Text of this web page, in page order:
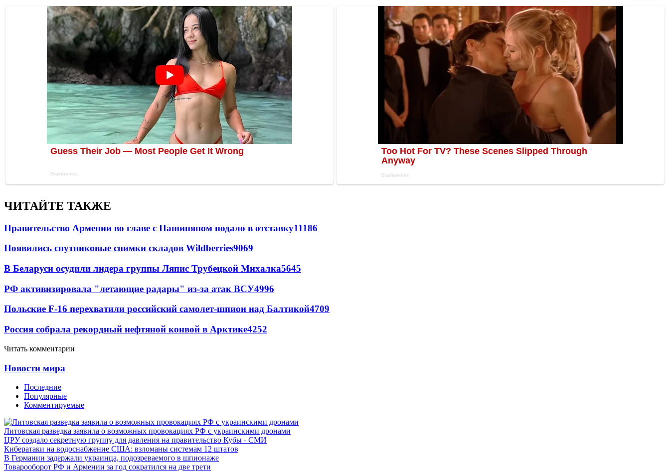
ЧИТАЙТЕ ТАКЖЕ
Правительство Армении во главе с Пашиняном подало в отставку11186
Появились спутниковые снимки складов Wildberries9069
В Беларуси осудили лидера группы Ляпис Трубецкой Михалка5645
РФ активизировала "летающие радары" из-за атак ВСУ4996
Польские F-16 перехватили российский самолет-шпион над Балтикой4709
Россия собрала рекордный нефтяной конвой в Арктике4252
Читать комментарии
Новости мира
Последние
Популярные
Комментируемые
Литовская разведка заявила о возможных провокациях РФ с украинскими дронами
ЦРУ создало секретную группу для давления на правительство Кубы - СМИ
Кибератаки на водоснабжение США: взломаны системам 12 штатов
В Германии задержали украинца, подозреваемого в шпионаже
Товарооборот РФ и Армении за год сократился на две трети